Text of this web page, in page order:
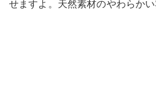
せますよ。天然素材のやわらか